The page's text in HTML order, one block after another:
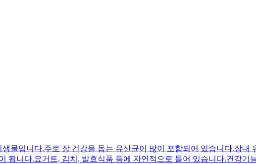
물입니다.주로 장 건강을 돕는 유산균이 많이 포함되어 있습니다.장
됩니다.요거트, 김치, 발효식품 등에 자연적으로 들어 있습니다.건강